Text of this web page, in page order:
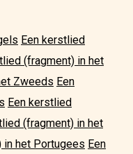
Een kerstlied
(fragment) in het
Zweeds Een
Een kerstlied
(fragment) in het
in het Portugees Een